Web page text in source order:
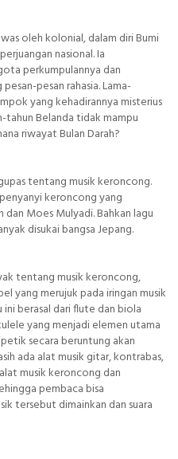
oleh kolonial, dalam diri Bumi
nasional. Ia
perkumpulannya dan
pesan rahasia. Lama-
yang kehadirannya misterius
Belanda tidak mampu
riwayat Bulan Darah?
tentang musik keroncong.
keroncong yang
Moes Mulyadi. Bahkan lagu
disukai bangsa Jepang.
tentang musik keroncong,
yang merujuk pada iringan musik
berasal dari flute dan biola
yang menjadi elemen utama
secara beruntung akan
ada alat musik gitar, kontrabas,
musik keroncong dan
pembaca bisa
tersebut dimainkan dan suara